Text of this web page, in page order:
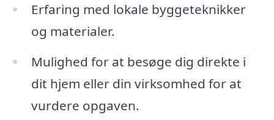
Erfaring med lokale byggeteknikker
og materialer.
Mulighed for at besøge dig direkte i
dit hjem eller din virksomhed for at
vurdere opgaven.